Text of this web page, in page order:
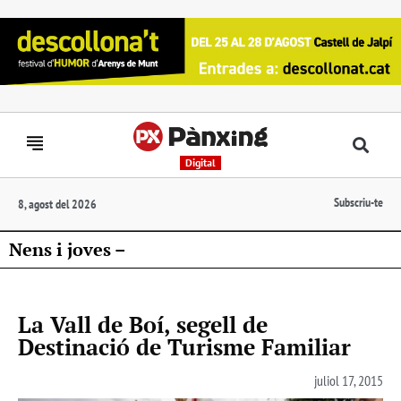
Digital
8, agost del 2026 Subscriu-te
Nens i joves –
La Vall de Boí, segell de
Destinació de Turisme Familiar
juliol 17, 2015